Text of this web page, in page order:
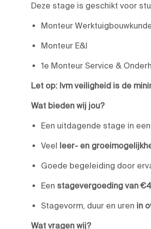
Deze stage is geschikt voor
Monteur
Monteur E&I
1e Monteur Service &
Let op: Ivm veiligheid is de
Wat bieden wij jou?
Een uitdagende stage in een
Veel leer- en
Goede begeleiding door
Een stagevergoeding van
Stagevorm, duur en uren in
Wat vragen wij?